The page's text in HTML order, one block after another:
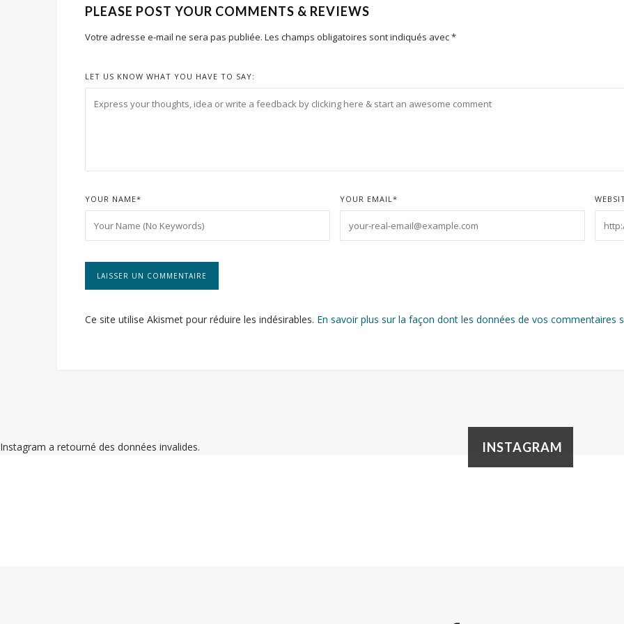
PLEASE POST YOUR COMMENTS & REVIEWS
Votre adresse e-mail ne sera pas publiée. Les champs obligatoires sont indiqués avec*
LET US KNOW WHAT YOU HAVE TO SAY:
YOUR NAME* YOUR EMAIL*
Ce site utilise Akismet pour réduire les indésirables. En savoir plus sur la façon dont les données de vos commentaires
INSTAGRAM
Instagram a retourné des données invalides.